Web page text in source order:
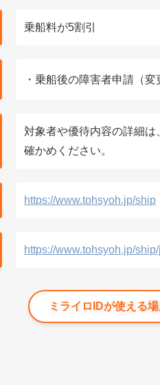
乗船料が5割引
・乗船後の障害者申請（変
対象者や優待内容の詳細
確かめください。
https://www.tohsyoh.jp/ship
https://www.tohsyoh.jp/
ミライロIDが使える